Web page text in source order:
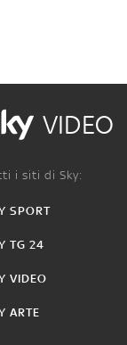
VIDEO
i siti di Sky:
SPORT
TG 24
VIDEO
ARTE